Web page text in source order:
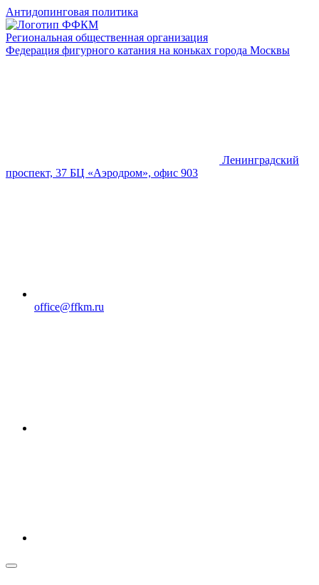
Антидопинговая политика
Региональная общественная организация
Федерация фигурного катания на коньках города Москвы
Ленинградский
проспект, 37 БЦ «Аэродром», офис 903
office@ffkm.ru